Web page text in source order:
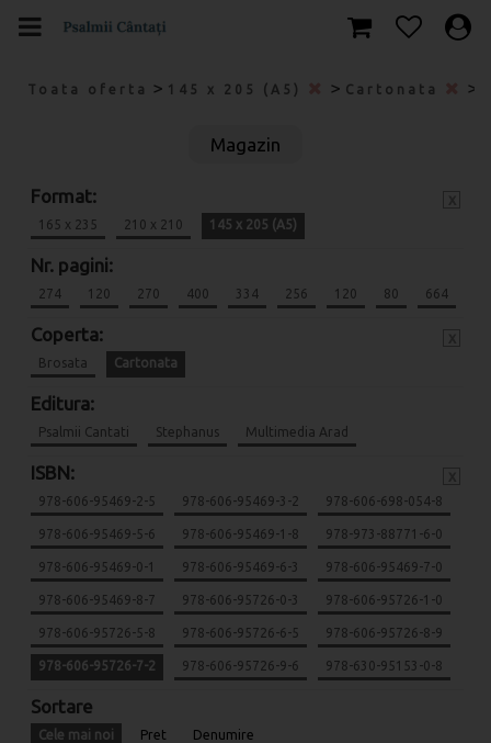
Toata oferta > 145 x 205 (A5) > Cartonata >
Magazin
Format:
165 x 235 210 x 210 145 x 205 (A5)
Nr. pagini:
274 120 270 400 334 256 120 80 664
Coperta:
Brosata Cartonata
Editura:
Psalmii Cantati Stephanus Multimedia Arad
ISBN:
978-606-95469-2-5 978-606-95469-3-2 978-606-698-054-8
978-606-95469-5-6 978-606-95469-1-8 978-973-88771-6-0
978-606-95469-0-1 978-606-95469-6-3 978-606-95469-7-0
978-606-95469-8-7 978-606-95726-0-3 978-606-95726-1-0
978-606-95726-5-8 978-606-95726-6-5 978-606-95726-8-9
978-606-95726-7-2 978-606-95726-9-6 978-630-95153-0-8
Sortare
Cele mai noi Pret Denumire